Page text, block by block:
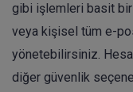
gibi işlemleri basit bir
veya kişisel tüm e-
yönetebilirsiniz.
diğer güvenlik